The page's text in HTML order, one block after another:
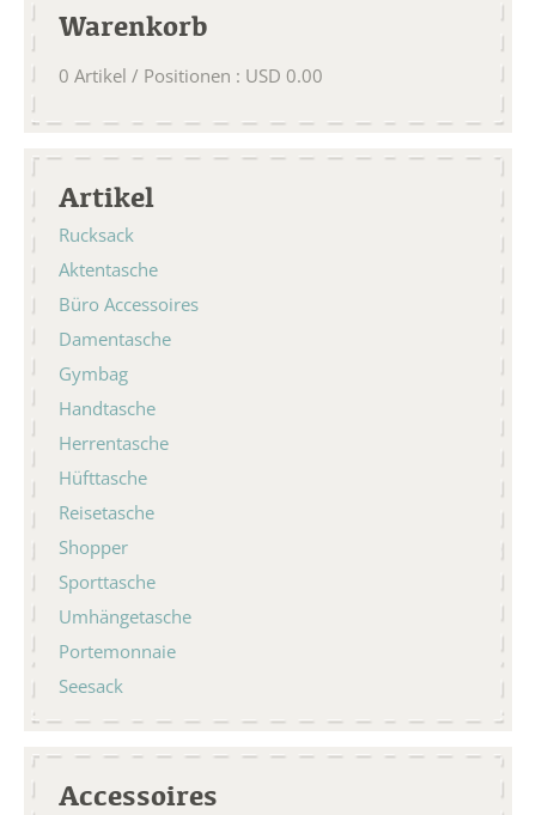
Warenkorb
0 Artikel / Positionen : USD 0.00
Artikel
Rucksack
Aktentasche
Büro Accessoires
Damentasche
Gymbag
Handtasche
Herrentasche
Hüfttasche
Reisetasche
Shopper
Sporttasche
Umhängetasche
Portemonnaie
Seesack
Accessoires